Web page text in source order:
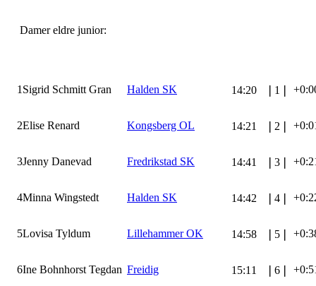
Damer eldre junior:
1 Sigrid Schmitt Gran Halden SK 14:20 1
2Elise Renard Kongsberg OL 14:21 2
3Jenny Danevad Fredrikstad SK 14:41 3
4Minna Wingstedt Halden SK 14:42 4
5Lovisa Tyldum Lillehammer OK 14:58 5
6Ine Bohnhorst Tegdan Freidig 15:11 6